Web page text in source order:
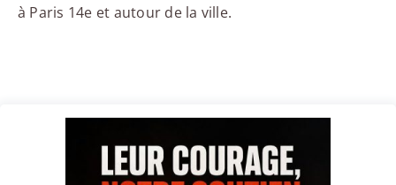
à Paris 14e et autour de la ville.